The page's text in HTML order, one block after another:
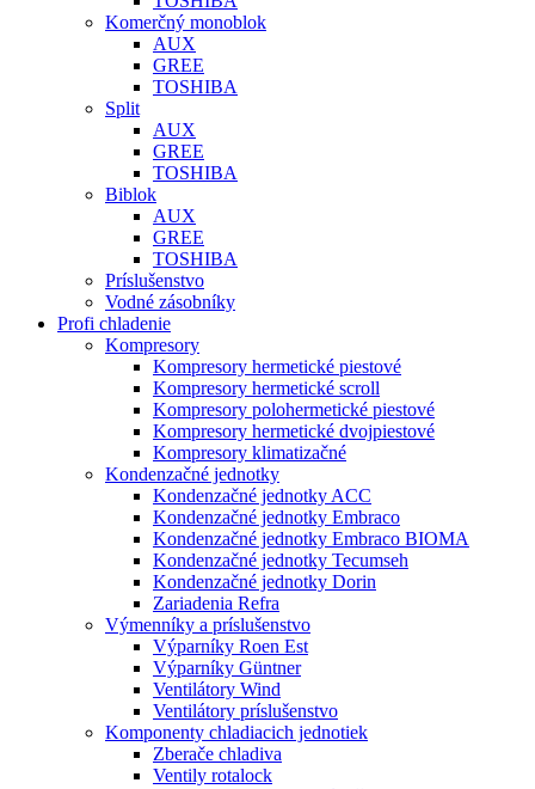
Komerčný monoblok
AUX
GREE
TOSHIBA
Split
AUX
GREE
TOSHIBA
Biblok
AUX
GREE
TOSHIBA
Príslušenstvo
Vodné zásobníky
Profi chladenie
Kompresory
Kompresory hermetické piestové
Kompresory hermetické scroll
Kompresory polohermetické piestové
Kompresory hermetické dvojpiestové
Kompresory klimatizačné
Kondenzačné jednotky
Kondenzačné jednotky ACC
Kondenzačné jednotky Embraco
Kondenzačné jednotky Embraco BIOMA
Kondenzačné jednotky Tecumseh
Kondenzačné jednotky Dorin
Zariadenia Refra
Výmenníky a príslušenstvo
Výparníky Roen Est
Výparníky Güntner
Ventilátory Wind
Ventilátory príslušenstvo
Komponenty chladiacich jednotiek
Zberače chladiva
Ventily rotalock